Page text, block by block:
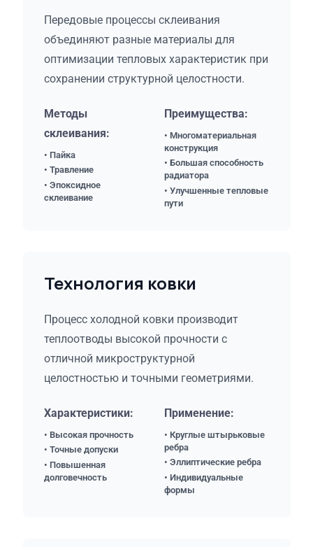
Передовые процессы склеивания
объединяют разные материалы для
оптимизации тепловых характеристик при
сохранении структурной целостности.
Методы
склеивания:
• Пайка
• Травление
• Эпоксидное
склеивание
Преимущества:
• Многоматериальная
конструкция
• Большая способность
радиатора
• Улучшенные тепловые
пути
Технология ковки
Процесс холодной ковки производит
теплоотводы высокой прочности с
отличной микроструктурной
целостностью и точными геометриями.
Характеристики:
• Высокая прочность
• Точные допуски
• Повышенная
долговечность
Применение:
• Круглые штырьковые
ребра
• Эллиптические ребра
• Индивидуальные
формы